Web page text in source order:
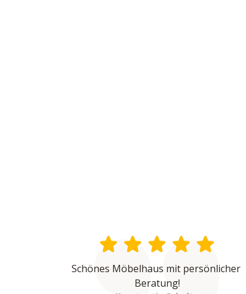
Schönes Möbelhaus mit persönlicher
Beratung!